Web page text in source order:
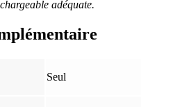
adéquate.
Seul